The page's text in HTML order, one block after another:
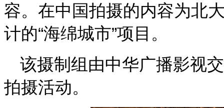
容。在中国拍摄的内容为北
计的“海绵城市”项目。
该摄制组由中华广播影视
拍摄活动。